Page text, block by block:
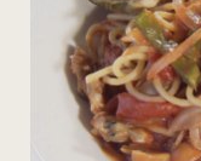
ラーメン